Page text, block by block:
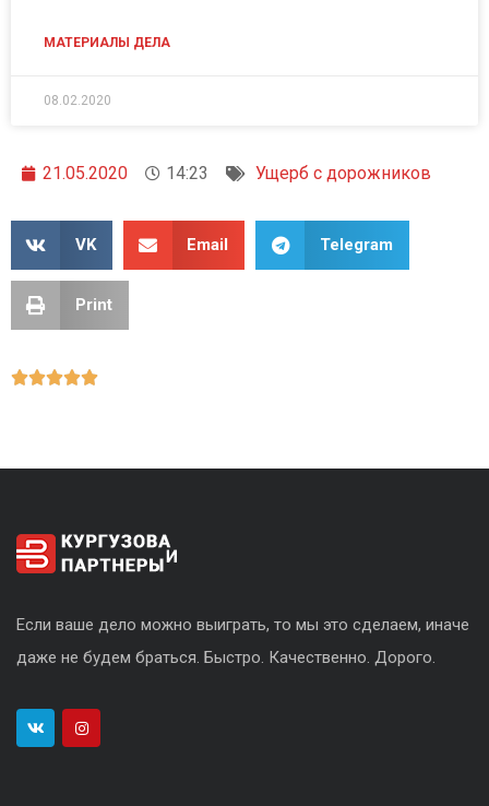
МАТЕРИАЛЫ ДЕЛА
08.02.2020
21.05.2020 14:23 Ущерб с дорожников
VK Email Telegram
Print

Если ваше дело можно выиграть, то мы это сделаем, иначе
даже не будем браться. Быстро. Качественно. Дорого.